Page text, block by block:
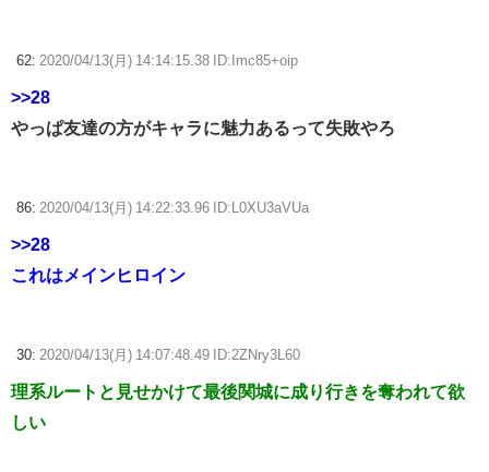
62: 2020/04/13(月) 14:14:15.38 ID:Imc85+oip
>>28
やっぱ友達の方がキャラに魅力あるって失敗やろ
86: 2020/04/13(月) 14:22:33.96 ID:L0XU3aVUa
>>28
これはメインヒロイン
30: 2020/04/13(月) 14:07:48.49 ID:2ZNry3L60
理系ルートと見せかけて最後関城に成り行きを奪われて欲
しい